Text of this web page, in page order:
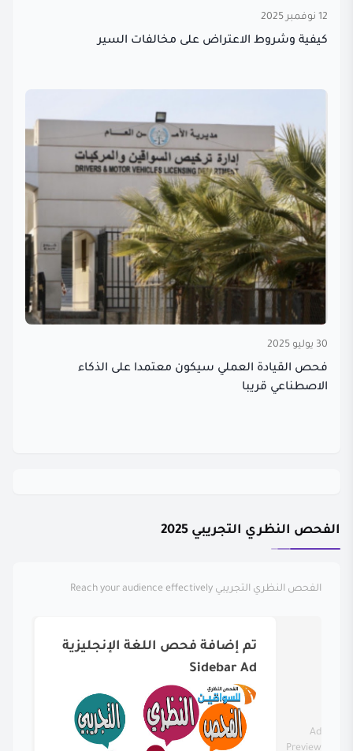
12 نوفمبر 2025
كيفية وشروط الاعتراض على مخالفات السير
30 يوليو 2025
فحص القيادة العملي سيكون معتمدا على الذكاء
الاصطناعي قريبا
الفحص النظري التجريبي 2025
الفحص النظري التجريبي Reach your audience effectively
Ad
Preview
تم إضافة فحص اللغة الإنجليزية
Sidebar Ad